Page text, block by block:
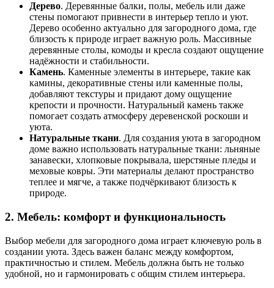
Дерево. Деревянные балки, полы, мебель или даже
стены помогают привнести в интерьер тепло и уют.
Дерево особенно актуально для загородного дома, где
близость к природе играет важную роль. Массивные
деревянные столы, комоды и кресла создают ощущение
надёжности и стабильности.
Камень. Каменные элементы в интерьере, такие как
камины, декоративные стены или каменные полы,
добавляют текстуры и придают дому ощущение
крепости и прочности. Натуральный камень также
помогает создать атмосферу деревенской роскоши и
уюта.
Натуральные ткани. Для создания уюта в загородном
доме важно использовать натуральные ткани: льняные
занавески, хлопковые покрывала, шерстяные пледы и
меховые ковры. Эти материалы делают пространство
теплее и мягче, а также подчёркивают близость к
природе.
2. Мебель: комфорт и функциональность
Выбор мебели для загородного дома играет ключевую роль в
создании уюта. Здесь важен баланс между комфортом,
практичностью и стилем. Мебель должна быть не только
удобной, но и гармонировать с общим стилем интерьера.